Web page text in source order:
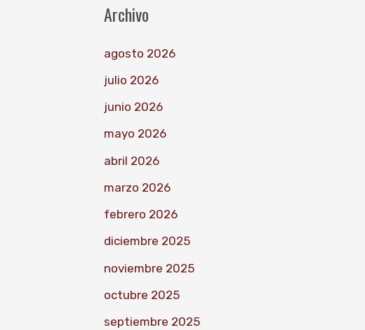
Archivo
agosto 2026
julio 2026
junio 2026
mayo 2026
abril 2026
marzo 2026
febrero 2026
diciembre 2025
noviembre 2025
octubre 2025
septiembre 2025